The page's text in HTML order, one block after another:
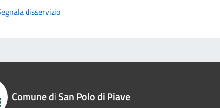
disservizio
Comune di San Polo di Piave